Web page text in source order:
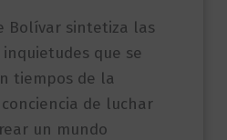
Bolívar sintetiza las
que se
tiempos de la
de luchar
un mundo